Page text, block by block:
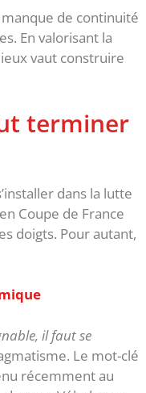
de continuité
En valorisant la
vaut construire
terminer
dans la lutte
Coupe de France
doigts. ‎Pour autant,
il faut se
Le mot-clé
récemment au